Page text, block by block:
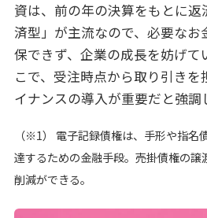
資は、前の年の決算をもとに
済型」が主流なので、必要な
保できず、企業の成長を妨げて
こで、受注時点から取り引き
イナンスの導入が重要だと強調
（※1） 電子記録債権は、手形や指名
達するための金融手段。売掛債権の譲
削減ができる。